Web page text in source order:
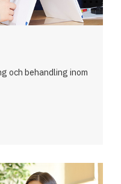
och behandling inom